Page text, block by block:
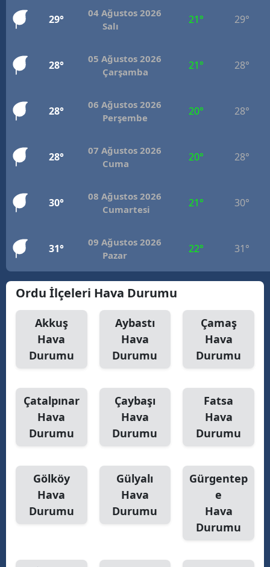
Isparta
İstanbul
Kars
Malatya
Manisa
Kahramanmaraş
Mardin
Muğla
Muş
Nevşehir
Rize
Sakarya
29°
04 Ağustos 2026
Salı
21° 29°
28°
05 Ağustos 2026
Çarşamba
21° 28°
28°
06 Ağustos 2026
Perşembe
20° 28°
28°
07 Ağustos 2026
Cuma
20° 28°
30°
08 Ağustos 2026
Cumartesi
21° 30°
31°
09 Ağustos 2026
Pazar
22° 31°
Ordu İlçeleri Hava Durumu
Akkuş
Hava
Durumu
Aybastı
Hava
Durumu
Çamaş
Hava
Durumu
Çatalpınar
Hava
Durumu
Çaybaşı
Hava
Durumu
Fatsa
Hava
Durumu
Gölköy
Hava
Durumu
Gülyalı
Hava
Durumu
Gürgentep
e
Hava
Durumu